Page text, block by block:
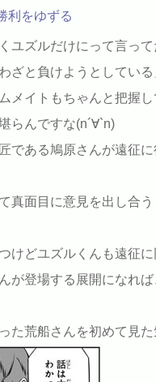
利をゆずる
ユズルだけにって言っ
ざと負けようとしてい
メイトもちゃんと把握
らんですな(n´∀`n)
である鳩原さんが遠征
真面目に意見を出し合
けどユズルくんも遠征
が登場する展開になれ
た荒船さんを初めて見た